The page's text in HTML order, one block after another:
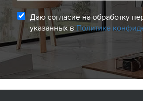
Даю согласие на обработку
указанных вПолитике